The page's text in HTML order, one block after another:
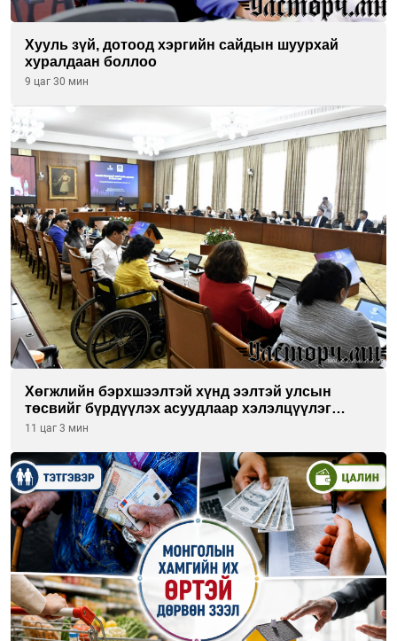
Хууль зүй, дотоод хэргийн сайдын шуурхай
хуралдаан боллоо
9 цаг 30 мин
Хөгжлийн бэрхшээлтэй хүнд ээлтэй улсын
төсвийг бүрдүүлэх асуудлаар хэлэлцүүлэг
өрнүүлж байна
11 цаг 3 мин